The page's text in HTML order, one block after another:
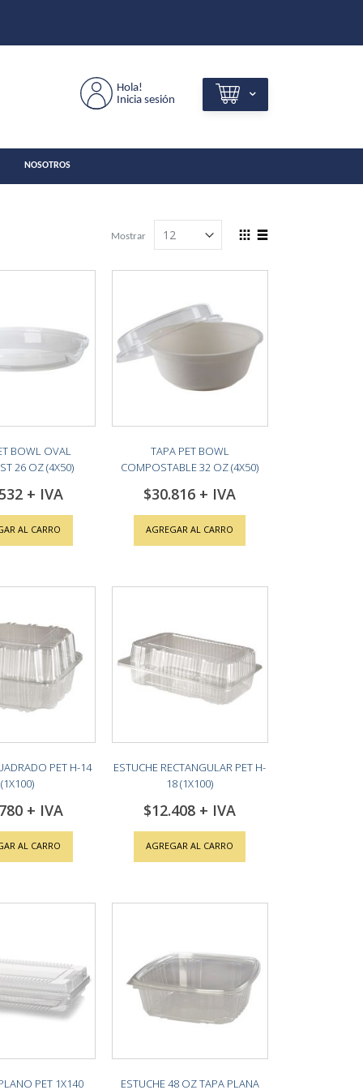
Hola!
Inicia sesión
NOSOTROS
View
Mostrar
BOWL OVAL
26 OZ (4X50)
AL CARRO
TAPA PET BOWL
COMPOSTABLE 32 OZ (4X50)
$30.816
AGREGAR AL CARRO
PET H-14
(1X100)
AL CARRO
ESTUCHE RECTANGULAR PET H-
18 (1X100)
$12.408
AGREGAR AL CARRO
PET 1X140
ESTUCHE 48 OZ TAPA PLANA